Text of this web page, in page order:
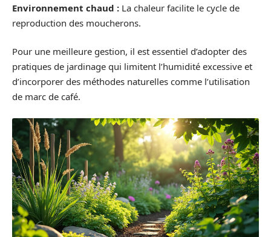
Environnement chaud : La chaleur facilite le cycle de
reproduction des moucherons.
Pour une meilleure gestion, il est essentiel d’adopter des
pratiques de jardinage qui limitent l’humidité excessive et
d’incorporer des méthodes naturelles comme l’utilisation
de marc de café.